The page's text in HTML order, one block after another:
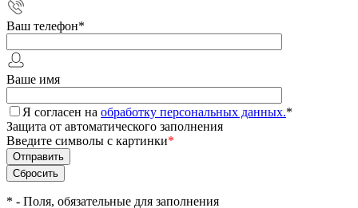
Ваш телефон*
Ваше имя
Я согласен на обработку персональных данных.*
Защита от автоматического заполнения
Введите символы с картинки*
* - Поля, обязательные для заполнения